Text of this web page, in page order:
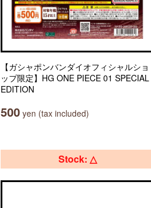
【ガシャポンバンダイオフィシャルショ
ップ限定】HG ONE PIECE 01 SPECIAL
EDITION
500 yen (tax included)
Stock: △